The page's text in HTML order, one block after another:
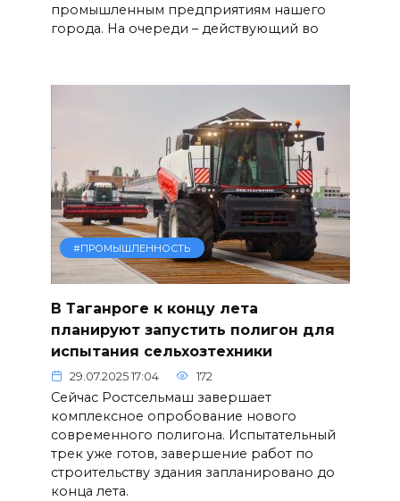
промышленным предприятиям нашего
города. На очереди – действующий во
#ПРОМЫШЛЕННОСТЬ
В Таганроге к концу лета
планируют запустить полигон для
испытания сельхозтехники
29.07.2025 17:04 172
Сейчас Ростсельмаш завершает
комплексное опробование нового
современного полигона. Испытательный
трек уже готов, завершение работ по
строительству здания запланировано до
конца лета.